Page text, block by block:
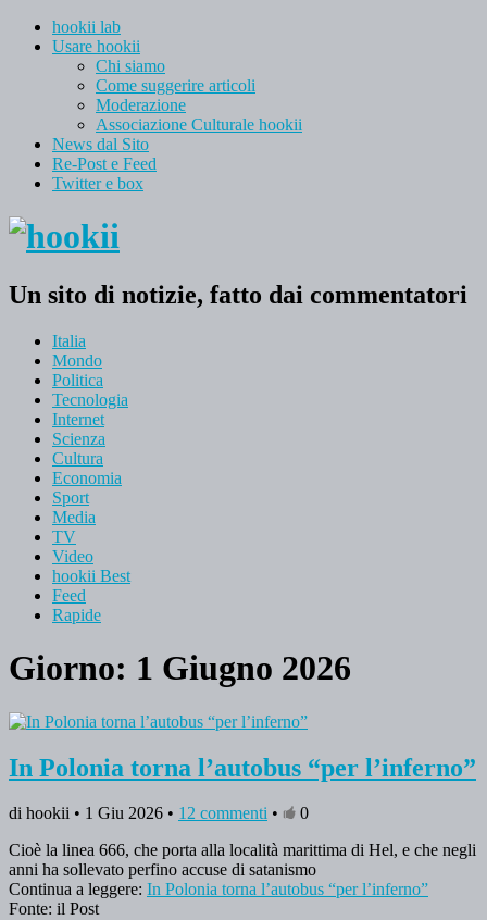
hookii lab
Usare hookii
Chi siamo
Come suggerire articoli
Moderazione
Associazione Culturale hookii
News dal Sito
Re-Post e Feed
Twitter e box
Un sito di notizie, fatto dai commentatori
Italia
Mondo
Politica
Tecnologia
Internet
Scienza
Cultura
Economia
Sport
Media
TV
Video
hookii Best
Feed
Rapide
Giorno: 1 Giugno 2026
In Polonia torna l’autobus “per l’inferno”
di hookii • 1 Giu 2026 • 12 commenti •
0
Cioè la linea 666, che porta alla località marittima di Hel, e che negli
anni ha sollevato perfino accuse di satanismo
Continua a leggere: In Polonia torna l’autobus “per l’inferno”
Fonte: il Post